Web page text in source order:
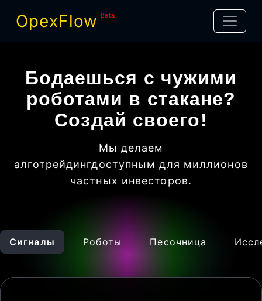
OpexFlow βeta
Бодаешься с чужими
роботами в стакане?
Создай своего!
Мы делаем
алготрейдингдоступным для миллионов
частных инвесторов.
Сигналы Роботы Песочница